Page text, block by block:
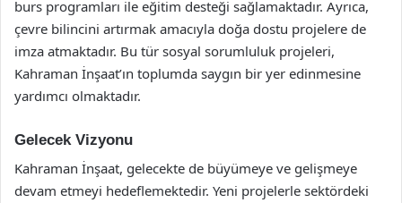
burs programları ile eğitim desteği sağlamaktadır. Ayrıca,
çevre bilincini artırmak amacıyla doğa dostu projelere de
imza atmaktadır. Bu tür sosyal sorumluluk projeleri,
Kahraman İnşaat’ın toplumda saygın bir yer edinmesine
yardımcı olmaktadır.
Gelecek Vizyonu
Kahraman İnşaat, gelecekte de büyümeye ve gelişmeye
devam etmeyi hedeflemektedir. Yeni projelerle sektördeki